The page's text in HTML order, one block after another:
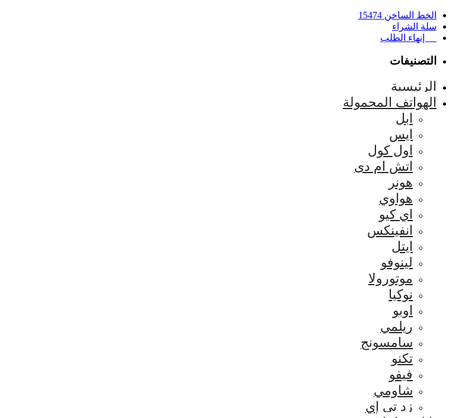
الخط الساخن 15474
سلة الشراء
إنهاء الطلب
التصنيفات
الرئيسية
الهواتف المحمولة
ابل
ايس
اول كول
اتش ام دى
هونر
هواوي
اي كيو
انفينكس
ايتل
لينوفو
موتورولا
نوكيا
اوبو
ريلمي
سامسونج
تكنو
فيفو
شاومي
زد تي إي